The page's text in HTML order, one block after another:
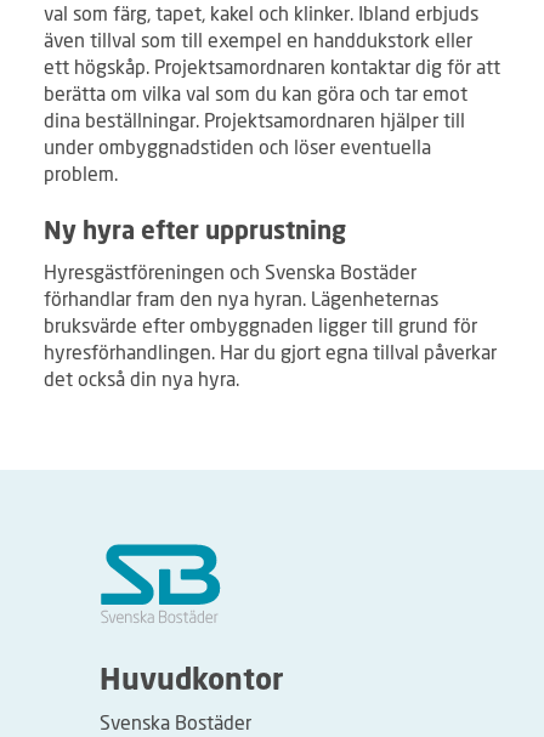
val som färg, tapet, kakel och klinker. Ibland erbjuds
även tillval som till exempel en handdukstork eller
ett högskåp. Projektsamordnaren kontaktar dig för att
berätta om vilka val som du kan göra och tar emot
dina beställningar. Projektsamordnaren hjälper till
under ombyggnadstiden och löser eventuella
problem.
Ny hyra efter upprustning
Hyresgästföreningen och Svenska Bostäder
förhandlar fram den nya hyran. Lägenheternas
bruksvärde efter ombyggnaden ligger till grund för
hyresförhandlingen. Har du gjort egna tillval påverkar
det också din nya hyra.
Huvudkontor
Svenska Bostäder